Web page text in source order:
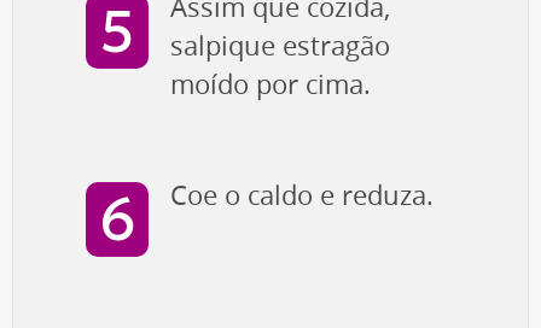
salpique estragão
moído por cima.
Coe o caldo e reduza.